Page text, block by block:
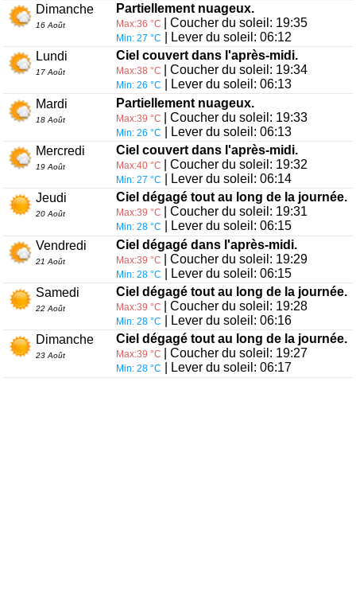
Dimanche
16 Août
Partiellement nuageux.
Max:36 °C | Coucher du soleil: 19:35
Min: 27 °C
| Lever du soleil: 06:12
Lundi
17 Août
Ciel couvert dans l'après-midi.
Max:38 °C | Coucher du soleil: 19:34
Min: 26 °C
| Lever du soleil: 06:13
Mardi
18 Août
Partiellement nuageux.
Max:39 °C | Coucher du soleil: 19:33
Min: 26 °C
| Lever du soleil: 06:13
Mercredi
19 Août
Ciel couvert dans l'après-midi.
Max:40 °C | Coucher du soleil: 19:32
Min: 27 °C
| Lever du soleil: 06:14
Jeudi
20 Août
Ciel dégagé tout au long de la journée.
Max:39 °C | Coucher du soleil: 19:31
Min: 28 °C
| Lever du soleil: 06:15
Vendredi
21 Août
Ciel dégagé dans l'après-midi.
Max:39 °C | Coucher du soleil: 19:29
Min: 28 °C
| Lever du soleil: 06:15
Samedi
22 Août
Ciel dégagé tout au long de la journée.
Max:39 °C | Coucher du soleil: 19:28
Min: 28 °C
| Lever du soleil: 06:16
Dimanche
23 Août
Ciel dégagé tout au long de la journée.
Max:39 °C | Coucher du soleil: 19:27
Min: 28 °C | Lever du soleil: 06:17